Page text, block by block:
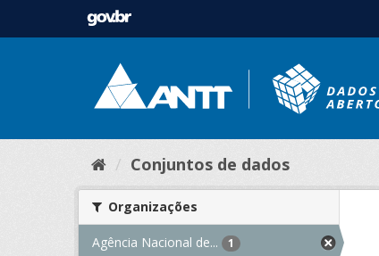
Conjuntos de dados
Organizações
Agência Nacional de... 1